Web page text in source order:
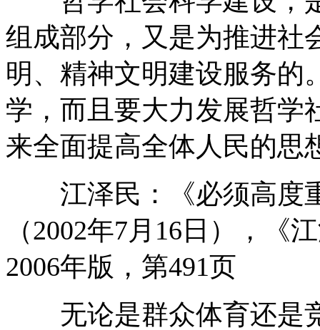
组成部分，又是为推进社
明、精神文明建设服务的
学，而且要大力发展哲学
来全面提高全体人民的思
江泽民：《必须高度
（2002年7月16日），《
2006年版，第491页
无论是群众体育还是